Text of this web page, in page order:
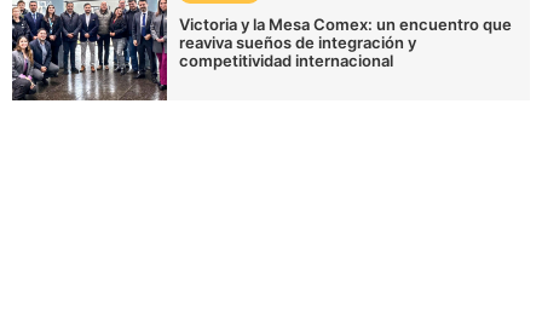
Victoria y la Mesa Comex: un encuentro que
reaviva sueños de integración y
competitividad internacional